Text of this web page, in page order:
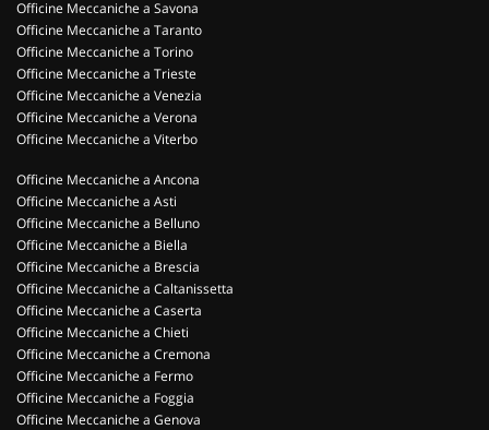
Officine Meccaniche a Savona
Officine Meccaniche a Taranto
Officine Meccaniche a Torino
Officine Meccaniche a Trieste
Officine Meccaniche a Venezia
Officine Meccaniche a Verona
Officine Meccaniche a Viterbo
Officine Meccaniche a Ancona
Officine Meccaniche a Asti
Officine Meccaniche a Belluno
Officine Meccaniche a Biella
Officine Meccaniche a Brescia
Officine Meccaniche a Caltanissetta
Officine Meccaniche a Caserta
Officine Meccaniche a Chieti
Officine Meccaniche a Cremona
Officine Meccaniche a Fermo
Officine Meccaniche a Foggia
Officine Meccaniche a Genova